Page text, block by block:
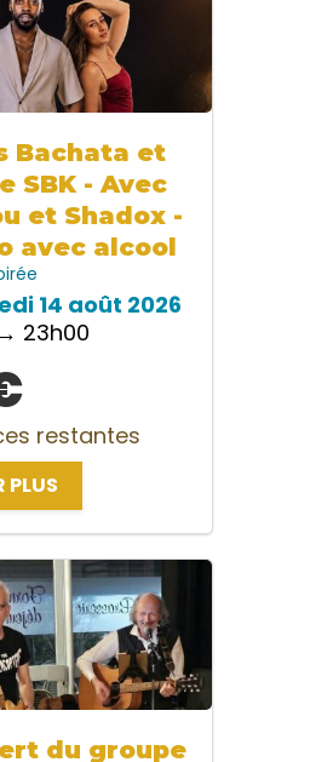
Bachata et
SBK - Avec
et Shadox -
avec alcool
14 août 2026
23h00
restantes
PLUS
du groupe